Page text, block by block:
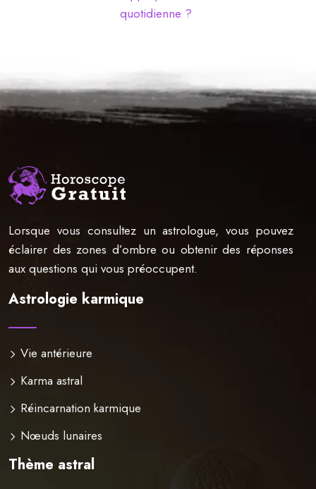
quotidienne ?
Lorsque vous consultez un astrologue, vous pouvez
éclairer des zones d’ombre ou obtenir des réponses
aux questions qui vous préoccupent.
Astrologie karmique
Vie antérieure
Karma astral
Réincarnation karmique
Nœuds lunaires
Thème astral